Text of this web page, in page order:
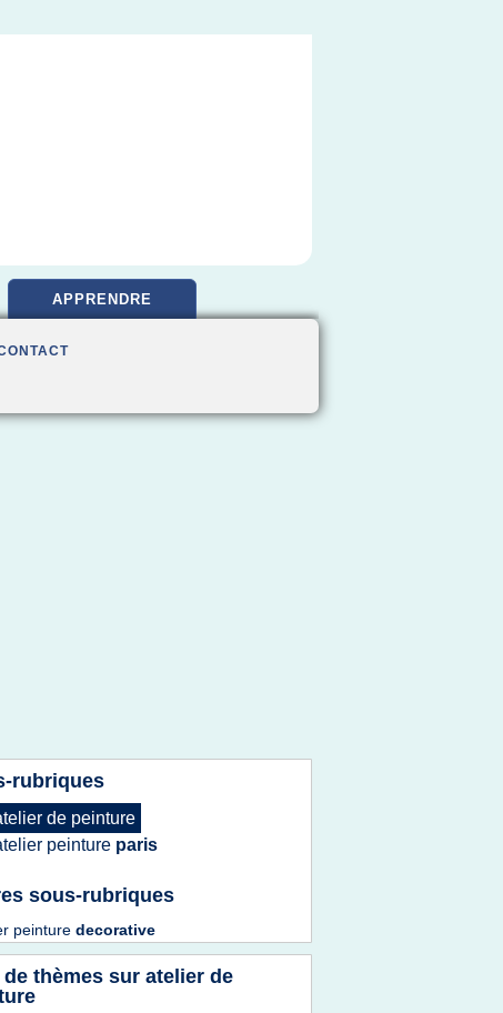
APPRENDRE
rubriques
de peinture
peinture paris
sous-rubriques
peinture decorative
de thèmes sur atelier de